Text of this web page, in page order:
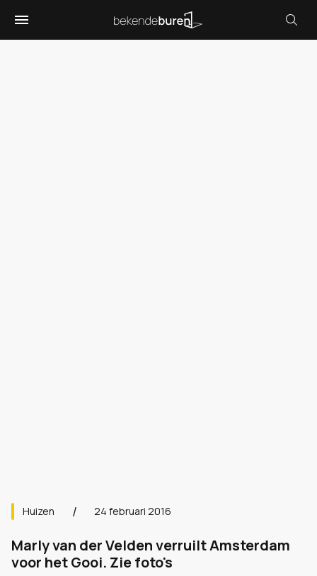
Huizen 24 februari 2016
Marly van der Velden verruilt Amsterdam
voor het Gooi. Zie foto's